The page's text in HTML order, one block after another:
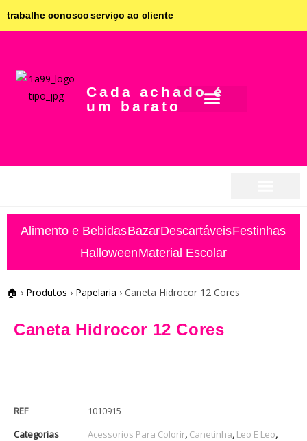
trabalhe conoscoserviço ao cliente
Cada achado é
um barato
Alimento e BebidasBazarDescartáveisFestinhas
HalloweenMaterial Escolar
🏠 › Produtos › Papelaria › Caneta Hidrocor 12 Cores
Caneta Hidrocor 12 Cores
REF
1010915
Categorias
Acessorios Para Colorir, Canetinha, Leo E Leo,